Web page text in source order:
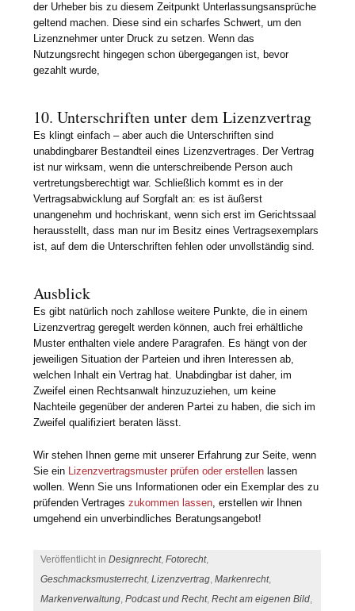
der Urheber bis zu diesem Zeitpunkt Unterlassungsansprüche
geltend machen. Diese sind ein scharfes Schwert, um den
Lizenznehmer unter Druck zu setzen. Wenn das
Nutzungsrecht hingegen schon übergegangen ist, bevor
gezahlt wurde,
10. Unterschriften unter dem Lizenzvertrag
Es klingt einfach – aber auch die Unterschriften sind
unabdingbarer Bestandteil eines Lizenzvertrages. Der Vertrag
ist nur wirksam, wenn die unterschreibende Person auch
vertretungsberechtigt war. Schließlich kommt es in der
Vertragsabwicklung auf Sorgfalt an: es ist äußerst
unangenehm und hochriskant, wenn sich erst im Gerichtssaal
herausstellt, dass man nur im Besitz eines Vertragsexemplars
ist, auf dem die Unterschriften fehlen oder unvollständig sind.
Ausblick
Es gibt natürlich noch zahllose weitere Punkte, die in einem
Lizenzvertrag geregelt werden können, auch frei erhältliche
Muster enthalten viele andere Paragrafen. Es hängt von der
jeweiligen Situation der Parteien und ihren Interessen ab,
welchen Inhalt ein Vertrag hat. Unabdingbar ist daher, im
Zweifel einen Rechtsanwalt hinzuzuziehen, um keine
Nachteile gegenüber der anderen Partei zu haben, die sich im
Zweifel qualifiziert beraten lässt.
Wir stehen Ihnen gerne mit unserer Erfahrung zur Seite, wenn
Sie ein Lizenzvertragsmuster prüfen oder erstellen lassen
wollen. Wenn Sie uns Informationen oder ein Exemplar des zu
prüfenden Vertrageszukommen lassen, erstellen wir Ihnen
umgehend ein unverbindliches Beratungsangebot!
Veröffentlicht inDesignrecht,Fotorecht,
Geschmacksmusterrecht,Lizenzvertrag ,Markenrecht,
Markenverwaltung ,Podcast und Recht,Recht am eigenen Bild